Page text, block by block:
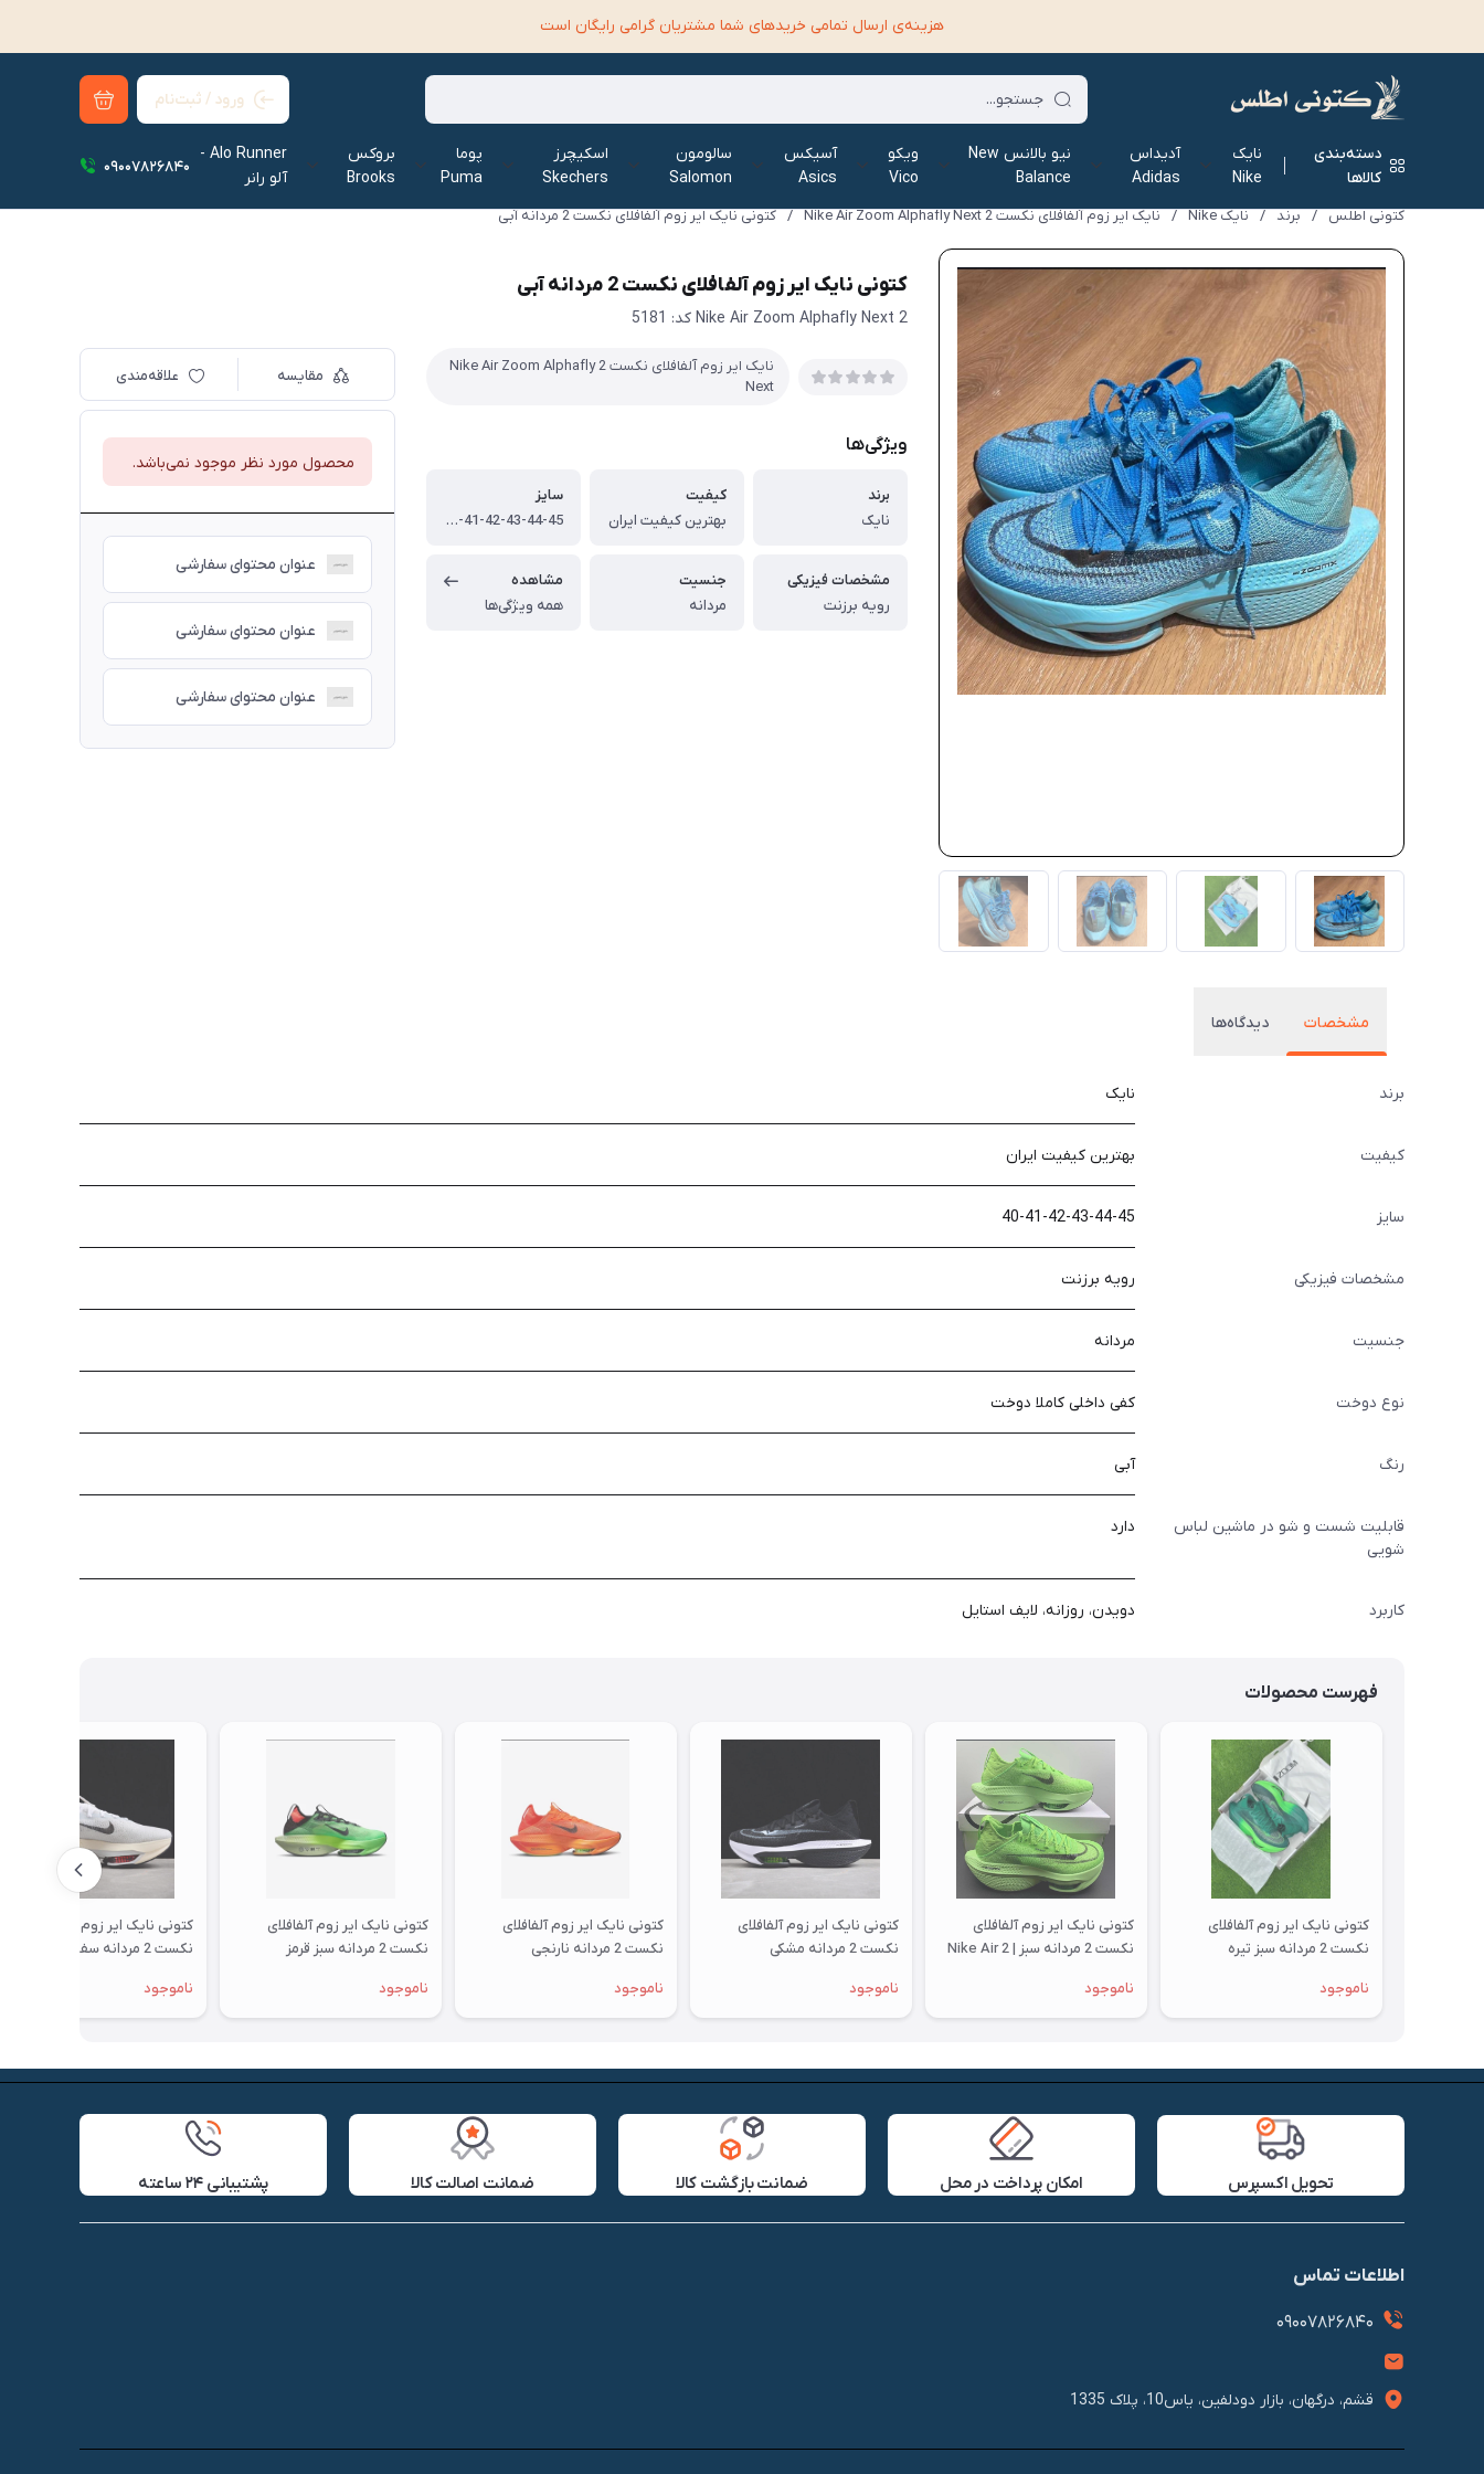
هزینه‌ی ارسال تمامی خرید‌های شما مشتریان گرامی رایگان است
ورود / ثبت‌نام
دسته‌بندی
کالاها
نایک
Nike
آدیداس
Adidas
نیو بالانس New
Balance
ویکو
Vico
آسیکس
Asics
سالومون
Salomon
اسکیچرز
Skechers
پوما
Puma
بروکس
Brooks
Alo Runner -
آلو رانر‌
09007826840
کتونی اطلس / برند / نایک Nike / نایک ایر زوم آلفافلای نکست 2 Nike Air Zoom Alphafly Next / کتونی نایک ایر زوم آلفافلای نکست 2 مردانه آبی
کتونی نایک ایر زوم آلفافلای نکست 2 مردانه آبی
2 Nike Air Zoom Alphafly Next کد: 5181
نایک ایر زوم آلفافلای نکست 2 Nike Air Zoom Alphafly
Next
ویژگی‌ها
برند
نایک
کیفیت
بهترین کیفیت ایران
سایز
40-41-42-43-44-45
مشخصات فیزیکی
رویه برزنت
جنسیت
مردانه
مشاهده
همه ویژگی‌ها
مقایسه علاقه‌مندی
محصول مورد نظر موجود نمی‌باشد.
عنوان محتوای سفارشی
عنوان محتوای سفارشی
عنوان محتوای سفارشی
مشخصات دیدگاه‌ها
برند نایک
کیفیت بهترین کیفیت ایران
سایز 40-41-42-43-44-45
مشخصات فیزیکی رویه برزنت
جنسیت مردانه
نوع دوخت کفی داخلی کاملا دوخت
رنگ آبی
قابلیت شست و شو در ماشین لباس
شویی
دارد
کاربرد دویدن، روزانه، لایف استایل
فهرست محصولات
کتونی نایک ایر زوم آلفافلای
نکست 2 مردانه سبز تیره
ناموجود
کتونی نایک ایر زوم آلفافلای
نکست 2 مردانه سبز | 2 Nike Air
ناموجود
کتونی نایک ایر زوم آلفافلای
نکست 2 مردانه مشکی
ناموجود
کتونی نایک ایر زوم آلفافلای
نکست 2 مردانه نارنجی
ناموجود
کتونی نایک ایر زوم آلفافلای
نکست 2 مردانه سبز قرمز
ناموجود
کتونی نایک ایر زوم آلفافلای
نکست 2 مردانه سفید
ناموجود
تحویل اکسپرس امکان پرداخت در محل ضمانت بازگشت کالا ضمانت اصالت کالا پشتیبانی ۲۴ ساعته
اطلاعات تماس
09007826840
قشم، درگهان، بازار دودلفین، یاس10، پلاک 1335